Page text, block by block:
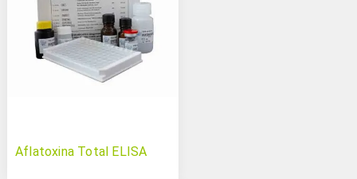
Aflatoxina Total ELISA